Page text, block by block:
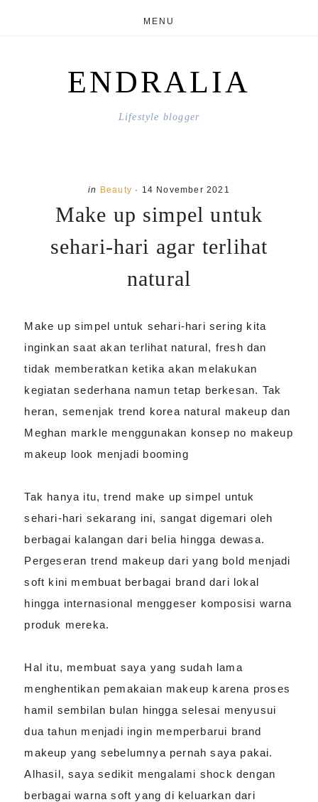
MENU
ENDRALIA
Lifestyle blogger
in Beauty · 14 November 2021
Make up simpel untuk
sehari-hari agar terlihat
natural
Make up simpel untuk sehari-hari sering kita
inginkan saat akan terlihat natural, fresh dan
tidak memberatkan ketika akan melakukan
kegiatan sederhana namun tetap berkesan. Tak
heran, semenjak trend korea natural makeup dan
Meghan markle menggunakan konsep no makeup
makeup look menjadi booming
Tak hanya itu, trend make up simpel untuk
sehari-hari sekarang ini, sangat digemari oleh
berbagai kalangan dari belia hingga dewasa.
Pergeseran trend makeup dari yang bold menjadi
soft kini membuat berbagai brand dari lokal
hingga internasional menggeser komposisi warna
produk mereka.
Hal itu, membuat saya yang sudah lama
menghentikan pemakaian makeup karena proses
hamil sembilan bulan hingga selesai menyusui
dua tahun menjadi ingin memperbarui brand
makeup yang sebelumnya pernah saya pakai.
Alhasil, saya sedikit mengalami shock dengan
berbagai warna soft yang di keluarkan dari